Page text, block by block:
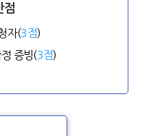
점
자(3점)
증빙(3점)